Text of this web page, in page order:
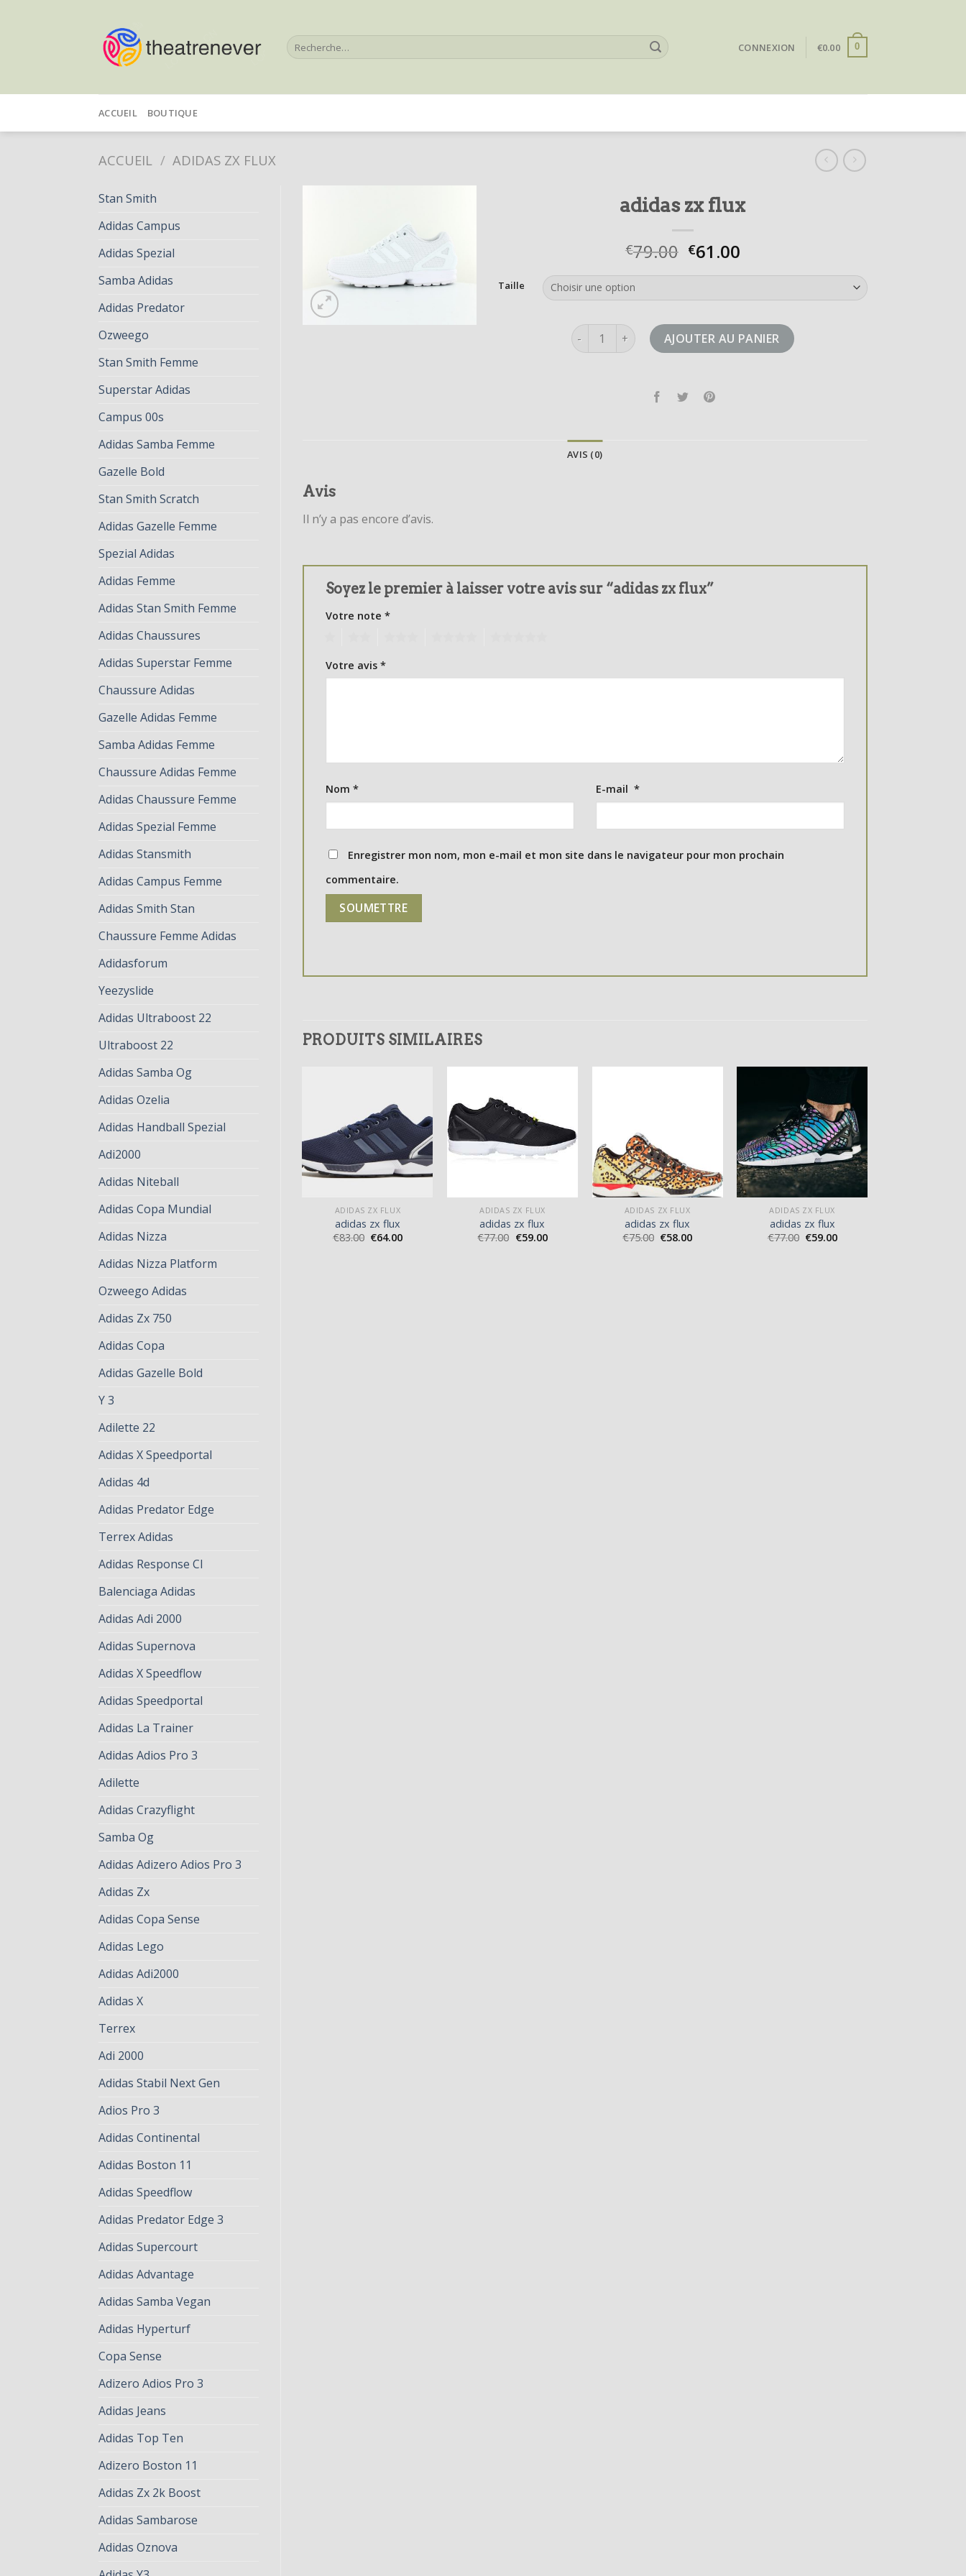
Recherche
pour :
CONNEXION €0.00 0
ACCUEIL BOUTIQUE
ACCUEIL / ADIDAS ZX FLUX
Stan Smith
Adidas Campus
Adidas Spezial
Samba Adidas
Adidas Predator
Ozweego
Stan Smith Femme
Superstar Adidas
Campus 00s
Adidas Samba Femme
Gazelle Bold
Stan Smith Scratch
Adidas Gazelle Femme
Spezial Adidas
Adidas Femme
Adidas Stan Smith Femme
Adidas Chaussures
Adidas Superstar Femme
Chaussure Adidas
Gazelle Adidas Femme
Samba Adidas Femme
Chaussure Adidas Femme
Adidas Chaussure Femme
Adidas Spezial Femme
Adidas Stansmith
Adidas Campus Femme
Adidas Smith Stan
Chaussure Femme Adidas
Adidasforum
Yeezyslide
Adidas Ultraboost 22
Ultraboost 22
Adidas Samba Og
Adidas Ozelia
Adidas Handball Spezial
Adi2000
Adidas Niteball
Adidas Copa Mundial
Adidas Nizza
Adidas Nizza Platform
Ozweego Adidas
Adidas Zx 750
Adidas Copa
Adidas Gazelle Bold
Y 3
Adilette 22
Adidas X Speedportal
Adidas 4d
Adidas Predator Edge
Terrex Adidas
Adidas Response Cl
Balenciaga Adidas
Adidas Adi 2000
Adidas Supernova
Adidas X Speedflow
Adidas Speedportal
Adidas La Trainer
Adidas Adios Pro 3
Adilette
Adidas Crazyflight
Samba Og
Adidas Adizero Adios Pro 3
Adidas Zx
Adidas Copa Sense
Adidas Lego
Adidas Adi2000
Adidas X
Terrex
Adi 2000
Adidas Stabil Next Gen
Adios Pro 3
Adidas Continental
Adidas Boston 11
Adidas Speedflow
Adidas Predator Edge 3
Adidas Supercourt
Adidas Advantage
Adidas Samba Vegan
Adidas Hyperturf
Copa Sense
Adizero Adios Pro 3
Adidas Jeans
Adidas Top Ten
Adizero Boston 11
Adidas Zx 2k Boost
Adidas Sambarose
Adidas Oznova
adidas zx flux
€79.00 €61.00
Taille
quantité de adidas zx fluxAJOUTER AU PANIER
AVIS (0)
Avis
Il n’y a pas encore d’avis.
Soyez le premier à laisser votre avis sur “adidas zx flux”
Votre note *
Votre avis *
Nom * E-mail *
Enregistrer mon nom, mon e-mail et mon site dans le navigateur pour mon prochain
commentaire.
PRODUITS SIMILAIRES
ADIDAS ZX FLUX
adidas zx flux
€83.00 €64.00
ADIDAS ZX FLUX
adidas zx flux
€77.00 €59.00
ADIDAS ZX FLUX
adidas zx flux
€75.00 €58.00
ADIDAS ZX FLUX
adidas zx flux
€77.00 €59.00
ADIDAS ZX FLUX
60.00
ADIDAS ZX FLUX